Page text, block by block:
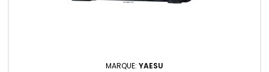
MARQUE: YAESU